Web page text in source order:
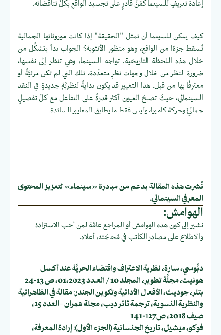
إعادة تعريفٍ للسينما كفنٍّ قادرٍ على تجسيد الواقع بكلِّ تناقضاته.
كيف يمكن للسينما أن تمثل "الحقيقة" إذا كانت موروثاتها الجمالية
تُسقط جزءًا من الواقع، وهو منظور الأنثوية؟ الجواب بدأ يتشكَّل من
خلال هذه اللحظة التاريخية. تواجه السينما، وهي تنظر إلى نفسها،
ضرورة النظر من خلال وجهات نظرٍ متعدِّدة، تلك التي لم تكن مرئيَّةً أو
معترفًا بها من قبل. هذا التغيير قد يكون بدايةً لنظريَّةٍ جديدةٍ في النقد
السينمائي، حيثُ تصبحُ العيون أكثر قدرةً على التفاعل مع كلِّ تفصيلٍ
جماليٍّ وحركة كاميرا، وليس فقط ما يطابق المعايير السائدة.
نُشرت هذه المقالة بدعم من مبادرة «سينماء» لتعزيز المحتوى
المعرفي السينمائي.
الهوامش:
نشير إلى كون هذه الهوامش أو المراجع عامَّة لمن أحب الاستزادة
والاطلاع على مصادر الكاتب في مُحاجّته، أعلاه.
دبُّوسي، سارة،نظرية الاعتراف واقتضاء الحريَّة عند أكسل
هونيت، مجلَّة تطوير، المجلد 10 / العــدد 01،2023، ص 13-24
بتلر، جوديث،الأفعال الأدائية وتكوين الجندر: مقالة في الظاهراتية
والنظرية النسوية
، ترجمة ثائر ديب، مجلة عمران – العدد 25،
صيف 2018، ص127-141
فوكو، ميشيل،تاريخ الجنسانية (الجزء الأول): إرادة المعرفة،